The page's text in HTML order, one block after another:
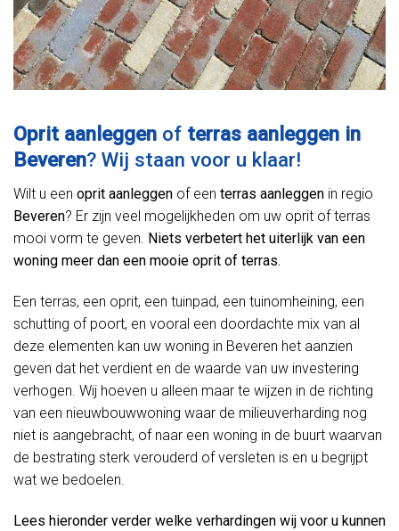
Oprit aanleggen of terras aanleggen in
Beveren? Wij staan voor u klaar!
Wilt u een oprit aanleggen of een terras aanleggen in regio
Beveren? Er zijn veel mogelijkheden om uw oprit of terras
mooi vorm te geven. Niets verbetert het uiterlijk van een
woning meer dan een mooie oprit of terras.
Een terras, een oprit, een tuinpad, een tuinomheining, een
schutting of poort, en vooral een doordachte mix van al
deze elementen kan uw woning in Beveren het aanzien
geven dat het verdient en de waarde van uw investering
verhogen. Wij hoeven u alleen maar te wijzen in de richting
van een nieuwbouwwoning waar de milieuverharding nog
niet is aangebracht, of naar een woning in de buurt waarvan
de bestrating sterk verouderd of versleten is en u begrijpt
wat we bedoelen.
Lees hieronder verder welke verhardingen wij voor u kunnen